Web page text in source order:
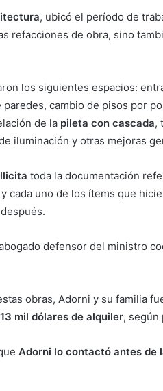
, ubicó el período de
refacciones de obra, sino
los siguientes espacios:
cambio de pisos por
de la pileta con cascada,
iluminación y otras mejoras
toda la documentación
cada uno de los ítems que
defensor del ministro
obras, Adorni y su familia
mil dólares de alquiler, según
Adorni lo contactó antes de